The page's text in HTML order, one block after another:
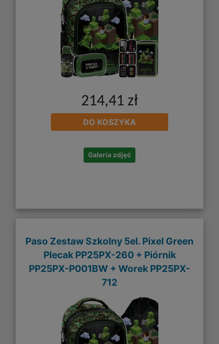
214,41 zł
DO KOSZYKA
Galeria zdjęć
Paso Zestaw Szkolny 5el. Pixel Green
Plecak PP25PX-260 + Piórnik
PP25PX-P001BW + Worek PP25PX-
712